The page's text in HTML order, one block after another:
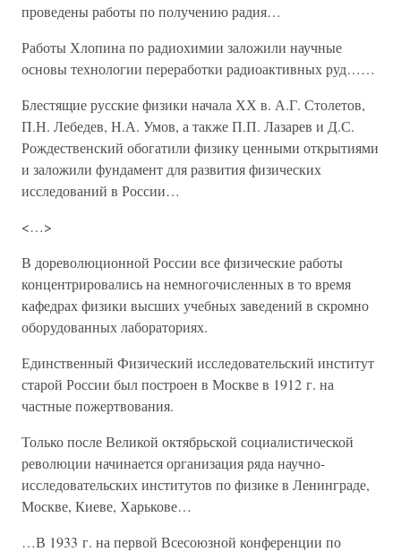
проведены работы по получению радия…
Работы Хлопина по радиохимии заложили научные
основы технологии переработки радиоактивных руд……
Блестящие русские физики начала ХХ в. А.Г. Столетов,
П.Н. Лебедев, Н.А. Умов, а также П.П. Лазарев и Д.С.
Рождественский обогатили физику ценными открытиями
и заложили фундамент для развития физических
исследований в России…
<…>
В дореволюционной России все физические работы
концентрировались на немногочисленных в то время
кафедрах физики высших учебных заведений в скромно
оборудованных лабораториях.
Единственный Физический исследовательский институт
старой России был построен в Москве в 1912 г. на
частные пожертвования.
Только после Великой октябрьской социалистической
революции начинается организация ряда научно-
исследовательских институтов по физике в Ленинграде,
Москве, Киеве, Харькове…
…В 1933 г. на первой Всесоюзной конференции по